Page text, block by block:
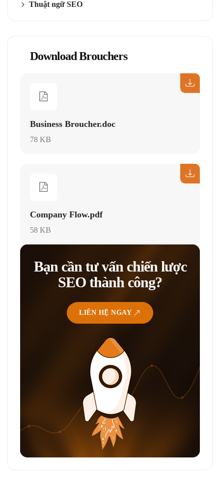
Thuật ngữ SEO
Download Brouchers
Business Broucher.doc
78 KB
Company Flow.pdf
58 KB
Bạn cần tư vấn chiến lược
SEO thành công?
LIÊN HỆ NGAY